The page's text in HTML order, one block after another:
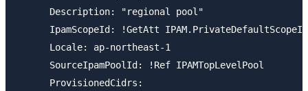
      Description: "regional pool"
      IpamScopeId: !GetAtt IPAM.PrivateDefaultScopeId
      Locale: ap-northeast-1
      SourceIpamPoolId: !Ref IPAMTopLevelPool
      ProvisionedCidrs: